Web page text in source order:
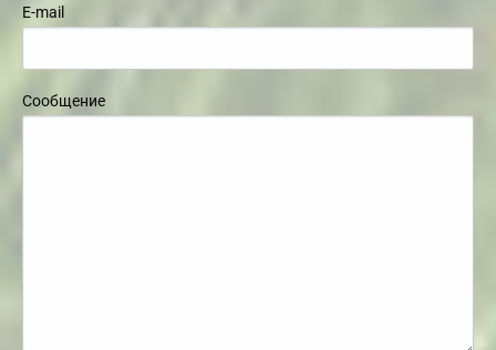
E-mail
Сообщение